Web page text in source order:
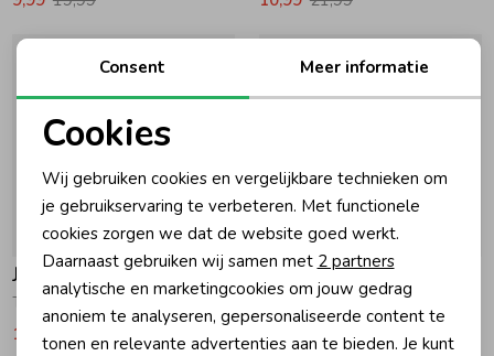
-50% korting
Jubel
T-shirt AOP - Lazy Lagoon 180 Fuchsia
10,99
-50% korting
Jubel
9,99 19,99
Noodzakelijke cookies
Personalisatie cookies
Analytische cookies
Marketing cookies
Consent Meer informatie
Cookies
Wij gebruiken cookies en vergelijkbare technieken om
je gebruikservaring te verbeteren. Met functionele
cookies zorgen we dat de website goed werkt.
Daarnaast gebruiken wij samen met 2 partners
analytische en marketingcookies om jouw gedrag
anoniem te analyseren, gepersonaliseerde content te
tonen en relevante advertenties aan te bieden. Je kunt